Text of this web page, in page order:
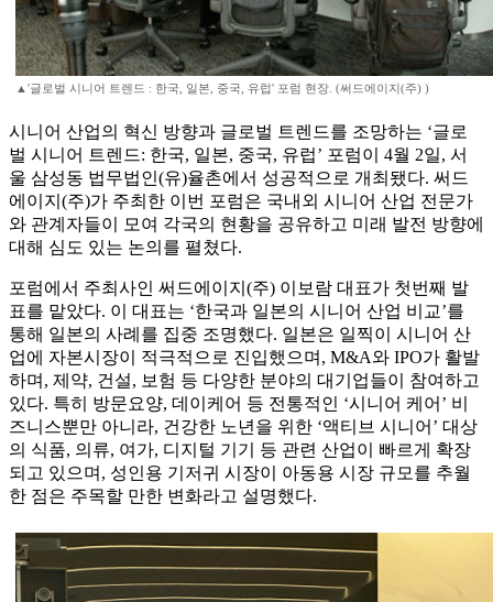
▲'글로벌 시니어 트렌드 : 한국, 일본, 중국, 유럽' 포럼 현장. (써드에이지(주) )
시니어 산업의 혁신 방향과 글로벌 트렌드를 조망하는 ‘글로
벌 시니어 트렌드: 한국, 일본, 중국, 유럽’ 포럼이 4월 2일, 서
울 삼성동 법무법인(유)율촌에서 성공적으로 개최됐다. 써드
에이지(주)가 주최한 이번 포럼은 국내외 시니어 산업 전문가
와 관계자들이 모여 각국의 현황을 공유하고 미래 발전 방향에
대해 심도 있는 논의를 펼쳤다.
포럼에서 주최사인 써드에이지(주) 이보람 대표가 첫번째 발
표를 맡았다. 이 대표는 ‘한국과 일본의 시니어 산업 비교’를
통해 일본의 사례를 집중 조명했다. 일본은 일찍이 시니어 산
업에 자본시장이 적극적으로 진입했으며, M&A와 IPO가 활발
하며, 제약, 건설, 보험 등 다양한 분야의 대기업들이 참여하고
있다. 특히 방문요양, 데이케어 등 전통적인 ‘시니어 케어’ 비
즈니스뿐만 아니라, 건강한 노년을 위한 ‘액티브 시니어’ 대상
의 식품, 의류, 여가, 디지털 기기 등 관련 산업이 빠르게 확장
되고 있으며, 성인용 기저귀 시장이 아동용 시장 규모를 추월
한 점은 주목할 만한 변화라고 설명했다.